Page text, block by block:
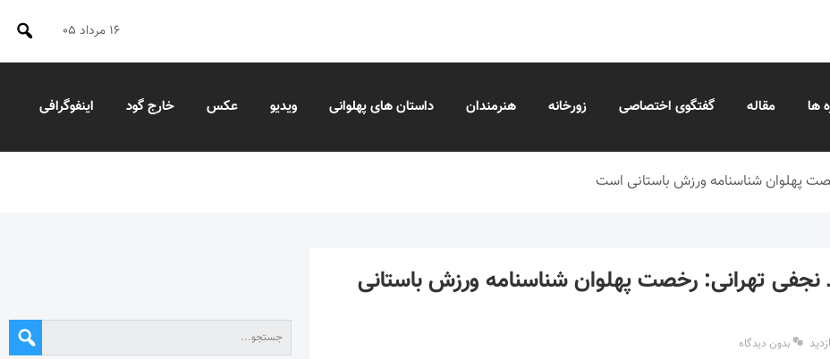
۱۶ مرداد ۰۵
ها مقاله گفتگوی اختصاصی زورخانه هنرمندان داستان های پهلوانی ویدیو عکس خارج گود اینفوگرافی
پهلوان شناسنامه ورزش باستانی است
تهرانی: رخصت پهلوان شناسنامه ورزش باستانی
بدون دیدگاه